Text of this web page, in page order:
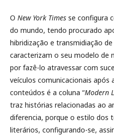
O New York Times se configura
do mundo, tendo procurado
hibridização e transmidiação
caracterizam o seu modelo de
por fazê-lo atravessar com
veículos comunicacionais após
conteúdos é a coluna “Modern
traz histórias relacionadas ao
diferencia, porque o estilo dos
literários, configurando-se,